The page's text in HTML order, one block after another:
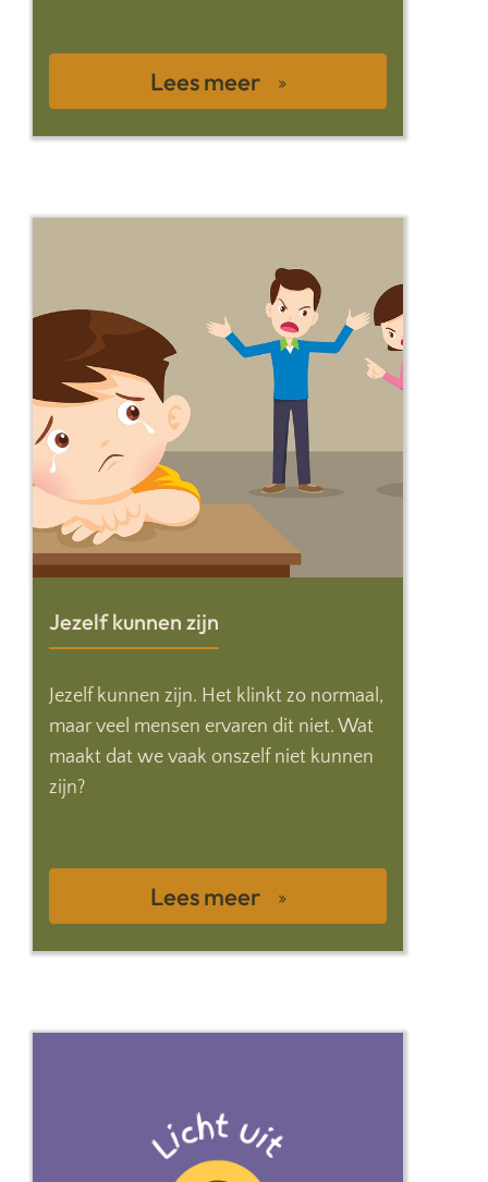
Lees meer
Jezelf kunnen zijn
Jezelf kunnen zijn. Het klinkt zo normaal,
maar veel mensen ervaren dit niet. Wat
maakt dat we vaak onszelf niet kunnen
zijn?
Lees meer